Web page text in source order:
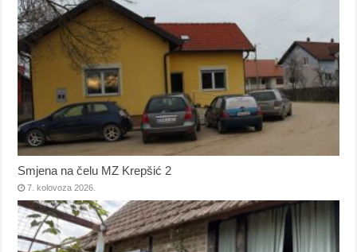
Smjena na čelu MZ Krepšić 2
7. kolovoza 2026.